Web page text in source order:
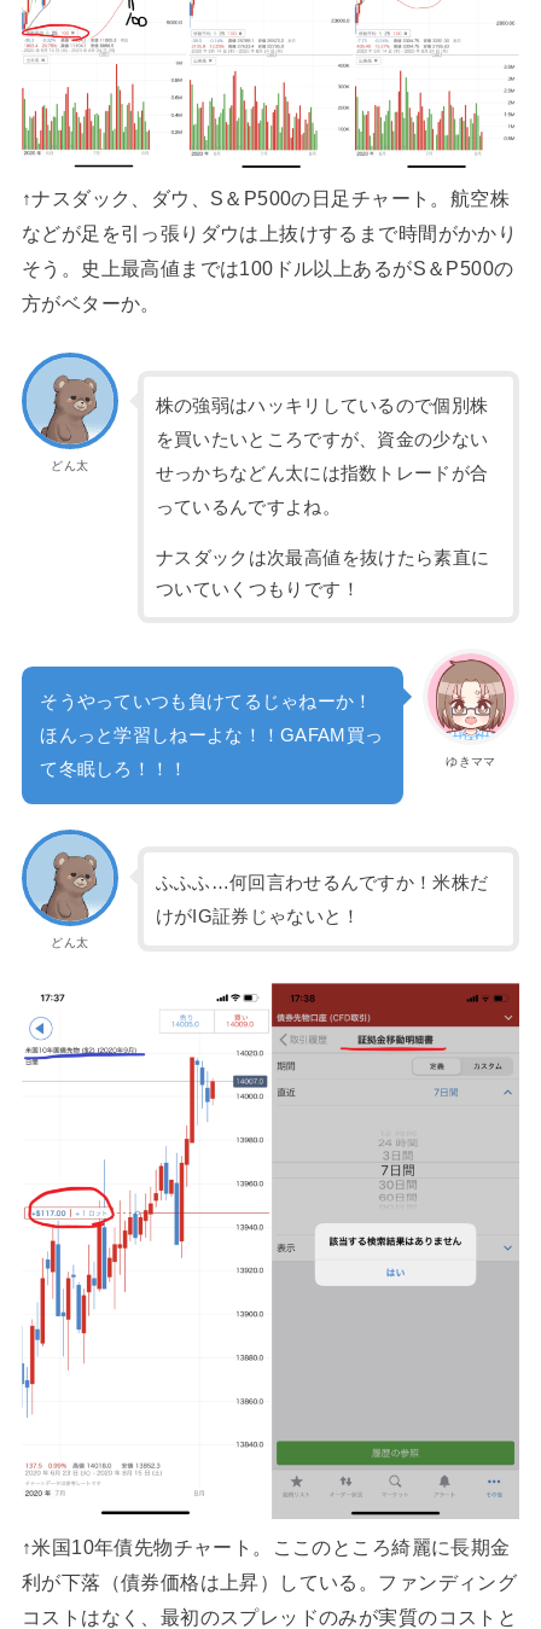
↑ナスダック、ダウ、S＆P500の日足チャート。航空株
などが足を引っ張りダウは上抜けするまで時間がかかり
そう。史上最高値までは100ドル以上あるがS＆P500の
方がベターか。
どん太
株の強弱はハッキリしているので個別株
を買いたいところですが、資金の少ない
せっかちなどん太には指数トレードが合
っているんですよね。
ナスダックは次最高値を抜けたら素直に
ついていくつもりです！
ゆきママ
そうやっていつも負けてるじゃねーか！
ほんっと学習しねーよな！！GAFAM買っ
て冬眠しろ！！！
どん太
ふふふ…何回言わせるんですか！米株だ
けがIG証券じゃないと！
↑米国10年債先物チャート。ここのところ綺麗に長期金
利が下落（債券価格は上昇）している。ファンディング
コストはなく、最初のスプレッドのみが実質のコストと